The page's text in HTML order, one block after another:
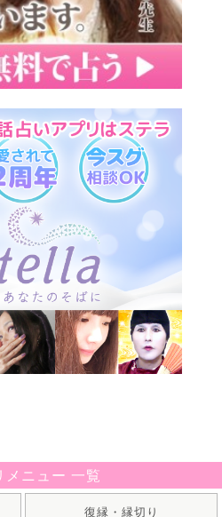
メニュー 一覧
復縁・縁切り